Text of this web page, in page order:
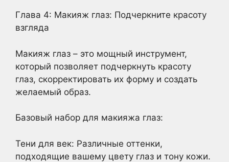
Глава 4: Макияж глаз: Подчеркните красоту
взгляда
Макияж глаз – это мощный инструмент,
который позволяет подчеркнуть красоту
глаз, скорректировать их форму и создать
желаемый образ.
Базовый набор для макияжа глаз:
Тени для век: Различные оттенки,
подходящие вашему цвету глаз и тону кожи.